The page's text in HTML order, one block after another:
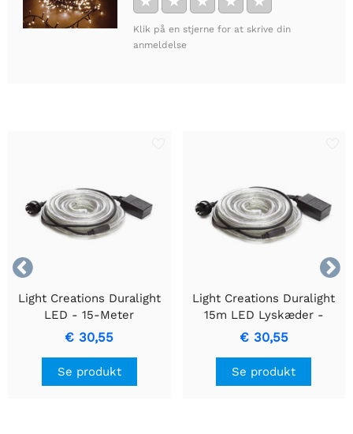
Klik på en stjerne for at skrive din
anmeldelse


Light Creations Duralight
LED - 15-Meter
Multifarvet
Belysningsløsning
€ 30,55
Se produkt
Light Creations Duralight
15m LED Lyskæder -
Livlige Animerede Hvide,
Holdbare & Nemme at
Installere
€ 30,55
Se produkt